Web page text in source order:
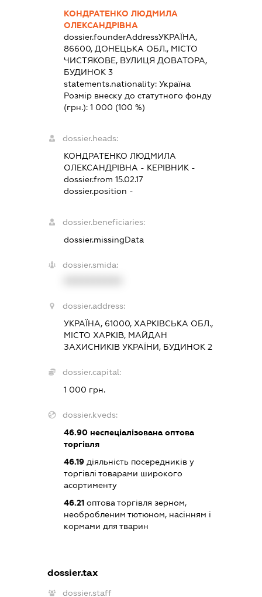
КОНДРАТЕНКО ЛЮДМИЛА
ОЛЕКСАНДРІВНА
dossier.founderAddressУКРАЇНА,
86600, ДОНЕЦЬКА ОБЛ., МІСТО
ЧИСТЯКОВЕ, ВУЛИЦЯ ДОВАТОРА,
БУДИНОК 3
statements.nationality: Україна
Розмір внеску до статутного фонду
(грн.): 1 000 (100 %)
dossier.heads:
КОНДРАТЕНКО ЛЮДМИЛА
ОЛЕКСАНДРІВНА - КЕРІВНИК-
dossier.from 15.02.17
dossier.position -
dossier.beneficiaries:
dossier.missingData
dossier.smida:
dossier.address:
УКРАЇНА, 61000, ХАРКІВСЬКА ОБЛ.,
МІСТО ХАРКІВ, МАЙДАН
ЗАХИСНИКІВ УКРАЇНИ, БУДИНОК 2
dossier.capital:
1 000 грн.
dossier.kveds:
46.90неспеціалізована оптова
торгівля
46.19діяльність посередників у
торгівлі товарами широкого
асортименту
46.21оптова торгівля зерном,
необробленим тютюном, насінням і
кормами для тварин
dossier.tax
dossier.staff